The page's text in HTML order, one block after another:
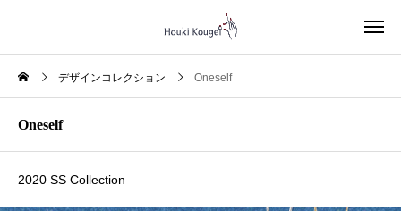
デザインコレクション Oneself
Oneself
2020 SS Collection